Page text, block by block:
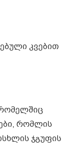
კვებით
რომლის
ჯგუფის